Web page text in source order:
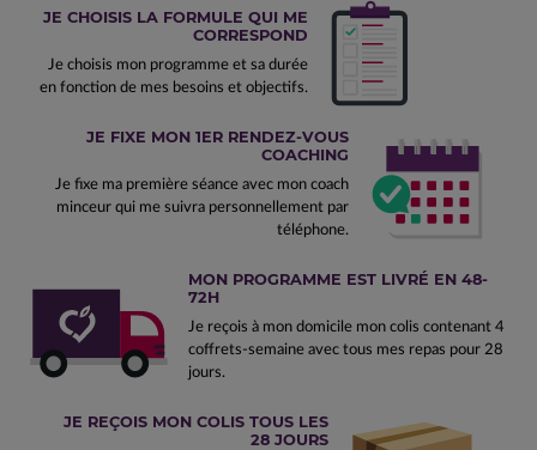
JE CHOISIS LA FORMULE QUI ME
CORRESPOND
Je choisis mon programme et sa durée
en fonction de mes besoins et objectifs.
JE FIXE MON 1ER RENDEZ-VOUS
COACHING
Je fixe ma première séance avec mon coach
minceur qui me suivra personnellement par
téléphone.
MON PROGRAMME EST LIVRÉ EN 48-
72H
Je reçois à mon domicile mon colis contenant 4
coffrets-semaine avec tous mes repas pour 28
jours.
JE REÇOIS MON COLIS TOUS LES
28 JOURS